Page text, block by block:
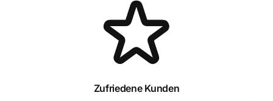
Zufriedene Kunden